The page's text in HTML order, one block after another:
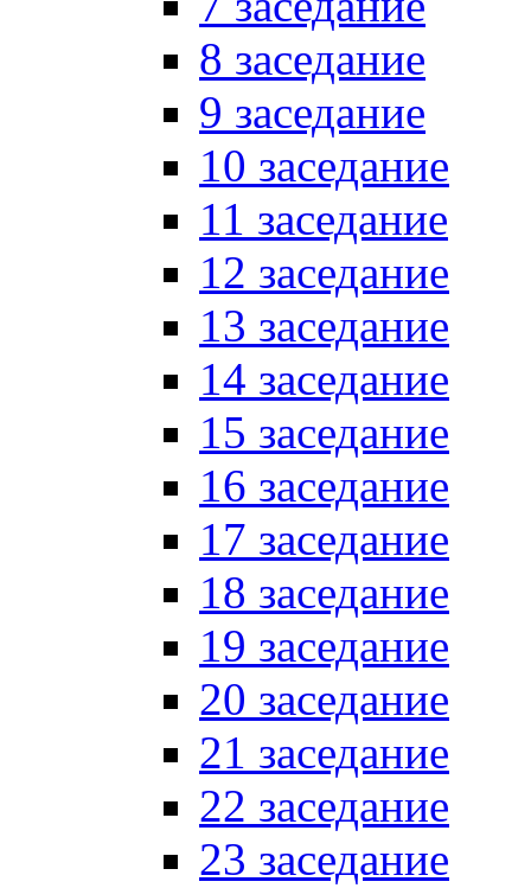
8 заседание
9 заседание
10 заседание
11 заседание
12 заседание
13 заседание
14 заседание
15 заседание
16 заседание
17 заседание
18 заседание
19 заседание
20 заседание
21 заседание
22 заседание
23 заседание